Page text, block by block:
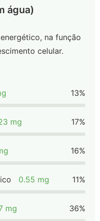
água)
na função
celular.
13%
mg 17%
16%
0.55 mg 11%
mg 36%